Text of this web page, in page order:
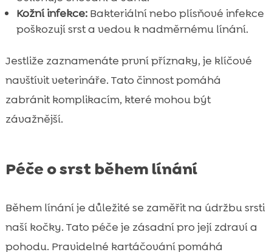
Kožní infekce:Bakteriální nebo plísňové infekce
poškozují srst a vedou k nadměrnému línání.
Jestliže zaznamenáte první příznaky, je klíčové
navštívit veterináře. Tato činnost pomáhá
zabránit komplikacím, které mohou být
závažnější.
Péče o srst během línání
Během línání je důležité se zaměřit na údržbu srsti
naší kočky. Tato péče je zásadní pro její zdraví a
pohodu. Pravidelné kartáčování pomáhá